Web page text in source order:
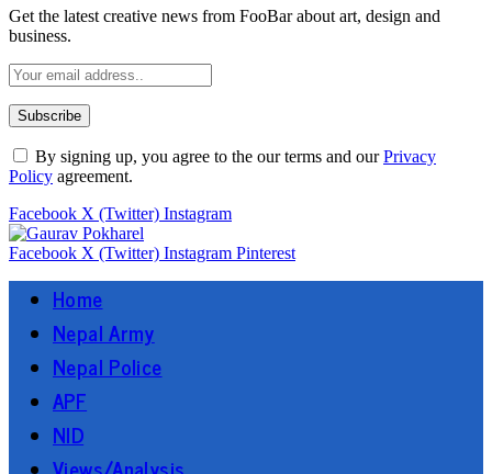
Get the latest creative news from FooBar about art, design and
business.
By signing up, you agree to the our terms and ourPrivacy
Policy agreement.
Facebook X (Twitter) Instagram
Facebook X (Twitter) Instagram Pinterest
Home
Nepal Army
Nepal Police
APF
NID